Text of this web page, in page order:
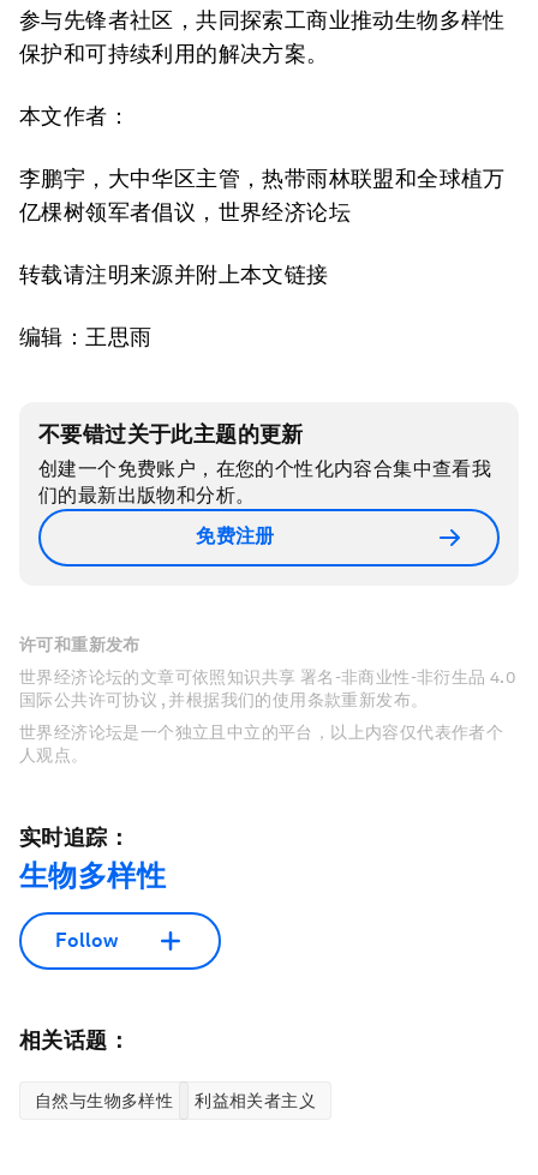
参与先锋者社区，共同探索工商业推动生物多样性
保护和可持续利用的解决方案。
本文作者：
李鹏宇，大中华区主管，热带雨林联盟和全球植万
亿棵树领军者倡议，世界经济论坛
转载请注明来源并附上本文链接
编辑：王思雨
不要错过关于此主题的更新
创建一个免费账户，在您的个性化内容合集中查看我
们的最新出版物和分析。
免费注册
许可和重新发布
世界经济论坛的文章可依照知识共享 署名-非商业性-非衍生品 4.0
国际公共许可协议 , 并根据我们的使用条款重新发布。
世界经济论坛是一个独立且中立的平台，以上内容仅代表作者个
人观点。
实时追踪：
生物多样性
Follow
相关话题：
自然与生物多样性 利益相关者主义